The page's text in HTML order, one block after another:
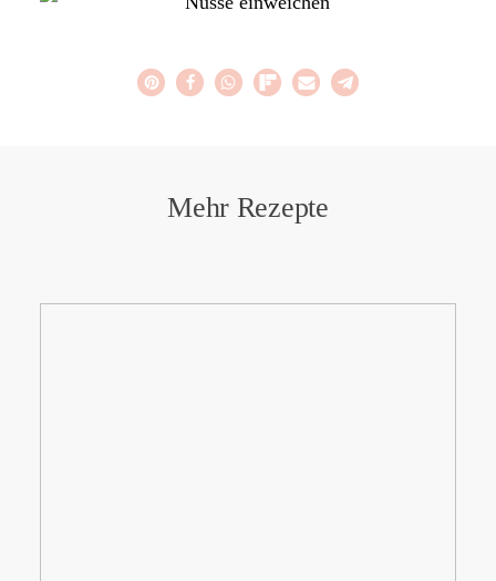
Mehr Rezepte